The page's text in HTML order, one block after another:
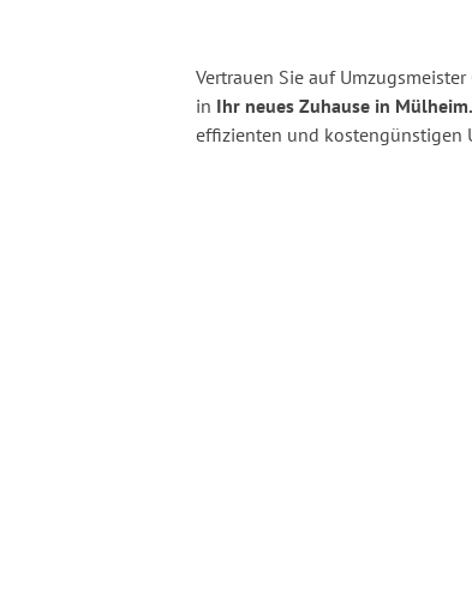
Vertrauen Sie auf
in Ihr neues Zuhause in Mülheim.
effizienten und kostengünstigen